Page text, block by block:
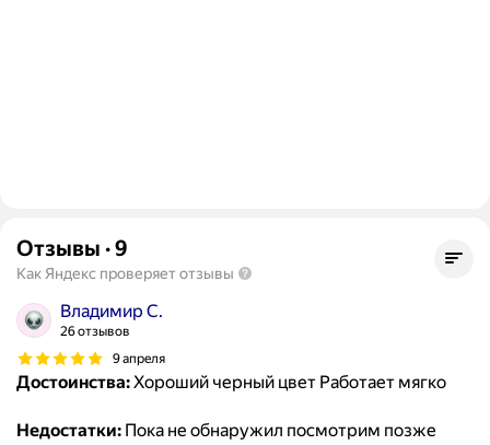
Отзывы ·9
Как Яндекс проверяет отзывы
Владимир С.
26 отзывов
9 апреля
Достоинства:Хороший черный цвет Работает мягко
Недостатки: Пока не обнаружил посмотрим позже